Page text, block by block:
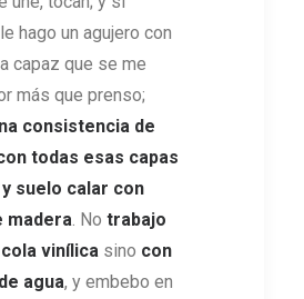
hago un agujero con
capaz que se me
más que prenso;
consistencia de
todas esas capas
suelo calar con
madera. No trabajo
vinílica sino con
agua, y embebo en